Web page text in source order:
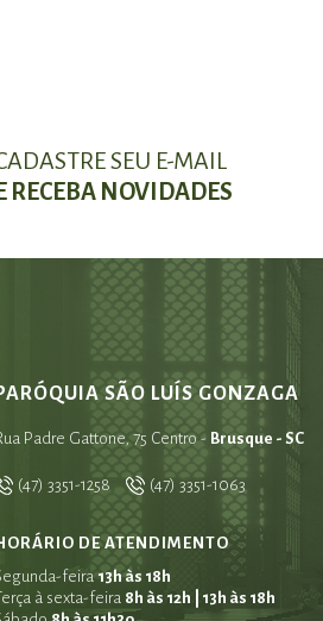
SEU E-MAIL
E RECEBA NOVIDADES
SÃO LUÍS GONZAGA
Padre Gattone, 75 Centro - Brusque - SC
(47) 3351-1258 (47) 3351-1063
DE ATENDIMENTO
feira13h às 18h
à sexta-feira 8h às 12h | 13h às 18h